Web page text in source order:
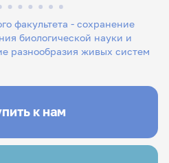
факультета - сохранение
биологической науки и
разнообразия живых систем
к нам